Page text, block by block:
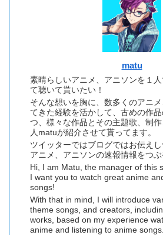
matu
素晴らしいアニメ、アニソンを１
て聴いて貰いたい！
そんな想いを胸に、数多くのアニ
てきた経験を活かして、古めの作
つ、様々な作品とその主題歌、制
人matuが紹介させて貰ってます。
ツイッターではブログではお伝え
アニメ、アニソンの速報情報をつぶ
Hi, I am Matu, the manager of this
I want you to watch great anime
songs!
With that in mind, I will introduce
theme songs, and creators,
works, based on my experience
anime and listening to anime songs.